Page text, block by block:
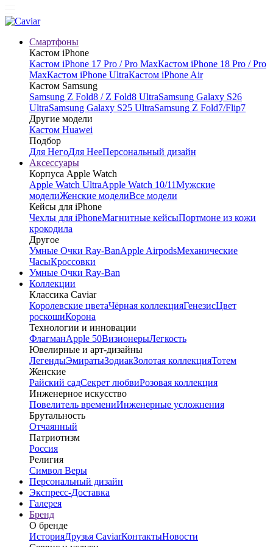
Смартфоны
Кастом iPhone
Кастом iPhone 17 Pro / Pro MaxКастом iPhone 18 Pro / Pro
MaxКастом iPhone UltraКастом iPhone Air
Кастом Samsung
Samsung Z Fold8 / Z Fold8 UltraSamsung Galaxy S26
UltraSamsung Galaxy S25 UltraSamsung Z Fold7/Flip7
Другие модели
Кастом Huawei
Подбор
Для НегоДля НееПерсональный дизайн
Аксессуары
Корпуса Apple Watch
Apple Watch UltraApple Watch 10/11Мужские
моделиЖенские моделиВсе модели
Кейсы для iPhone
Чехлы для iPhoneМагнитные кейсыПортмоне из кожи
крокодила
Другое
Умные Очки Ray-BanApple AirpodsМеханические
ЧасыКроссовки
Умные Очки Ray-Ban
Коллекции
Классика Caviar
Королевские цветаЧёрная коллекцияГенезисЦвет
роскошиКорона
Технологии и инновации
ФлагманApple 50ВизионерыЛегкость
Ювелирные и арт-дизайны
ЛегендыЭмиратыЗодиакЗолотая коллекцияТотем
Женские
Райский садСекрет любвиРозовая коллекция
Инженерное искусство
Повелитель времениИнженерные усложнения
Брутальность
Отчаянный
Патриотизм
Россия
Религия
Символ Веры
Персональный дизайн
Экспресс-Доставка
Галерея
Бренд
О бренде
ИсторияДрузья CaviarКонтактыНовости